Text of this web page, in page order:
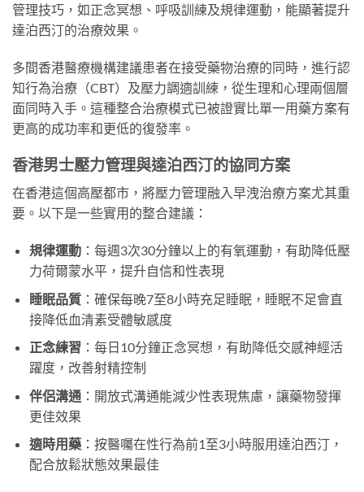
管理技巧，如正念冥想、呼吸訓練及規律運動，能顯著提升
達泊西汀的治療效果。
多間香港醫療機構建議患者在接受藥物治療的同時，進行認
知行為治療（CBT）及壓力調適訓練，從生理和心理兩個層
面同時入手。這種整合治療模式已被證實比單一用藥方案有
更高的成功率和更低的復發率。
香港男士壓力管理與達泊西汀的協同方案
在香港這個高壓都市，將壓力管理融入早洩治療方案尤其重
要。以下是一些實用的整合建議：
規律運動：每週3次30分鐘以上的有氧運動，有助降低壓
力荷爾蒙水平，提升自信和性表現
睡眠品質：確保每晚7至8小時充足睡眠，睡眠不足會直
接降低血清素受體敏感度
正念練習 ：每日10分鐘正念冥想，有助降低交感神經活
躍度，改善射精控制
伴侶溝通：開放式溝通能減少性表現焦慮，讓藥物發揮
更佳效果
適時用藥：按醫囑在性行為前1至3小時服用達泊西汀，
配合放鬆狀態效果最佳